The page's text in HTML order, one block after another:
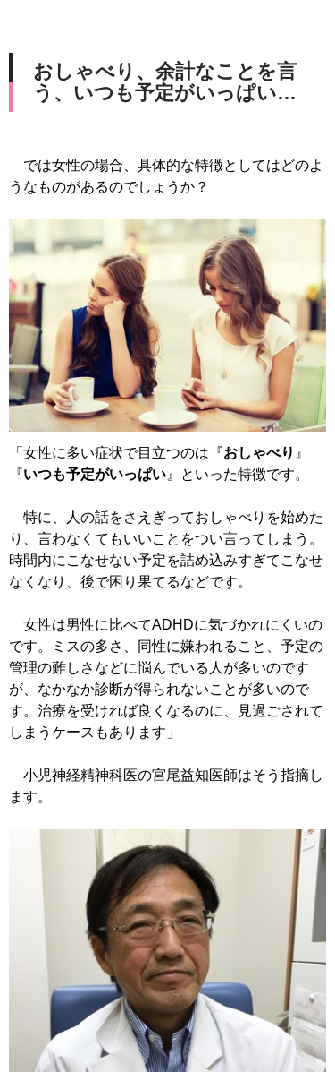
おしゃべり、余計なことを言
う、いつも予定がいっぱい…
では女性の場合、具体的な特徴としてはどのよ
うなものがあるのでしょうか？
「女性に多い症状で目立つのは『おしゃべり 』
『いつも予定がいっぱい 』といった特徴です。
特に、人の話をさえぎっておしゃべりを始めた
り、言わなくてもいいことをつい言ってしまう。
時間内にこなせない予定を詰め込みすぎてこなせ
なくなり、後で困り果てるなどです。
女性は男性に比べてADHDに気づかれにくいの
です。ミスの多さ、同性に嫌われること、予定の
管理の難しさなどに悩んでいる人が多いのです
が、なかなか診断が得られないことが多いので
す。治療を受ければ良くなるのに、見過ごされて
しまうケースもあります」
小児神経精神科医の宮尾益知医師はそう指摘し
ます。